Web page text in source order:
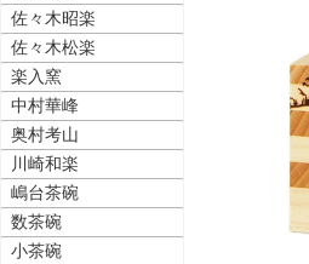
佐々木昭楽
佐々木松楽
楽入窯
中村華峰
奥村考山
川崎和楽
嶋台茶碗
数茶碗
小茶碗